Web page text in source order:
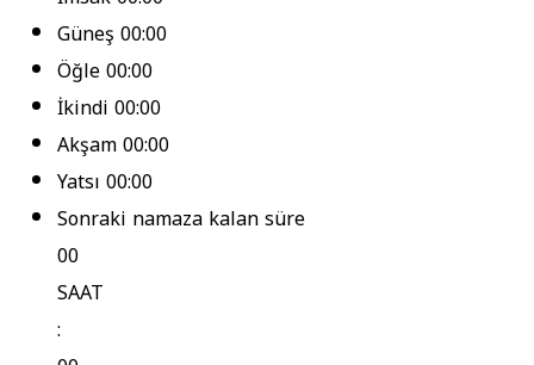
Güneş00:00
Öğle00:00
İkindi00:00
Akşam00:00
Yatsı00:00
Sonraki namaza kalan süre
00
SAAT
: